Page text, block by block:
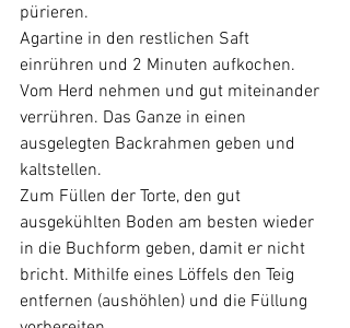
pürieren.
Agartine in den restlichen Saft
einrühren und 2 Minuten aufkochen.
Vom Herd nehmen und gut miteinander
verrühren. Das Ganze in einen
ausgelegten Backrahmen geben und
kaltstellen.
Zum Füllen der Torte, den gut
ausgekühlten Boden am besten wieder
in die Buchform geben, damit er nicht
bricht. Mithilfe eines Löffels den Teig
entfernen (aushöhlen) und die Füllung